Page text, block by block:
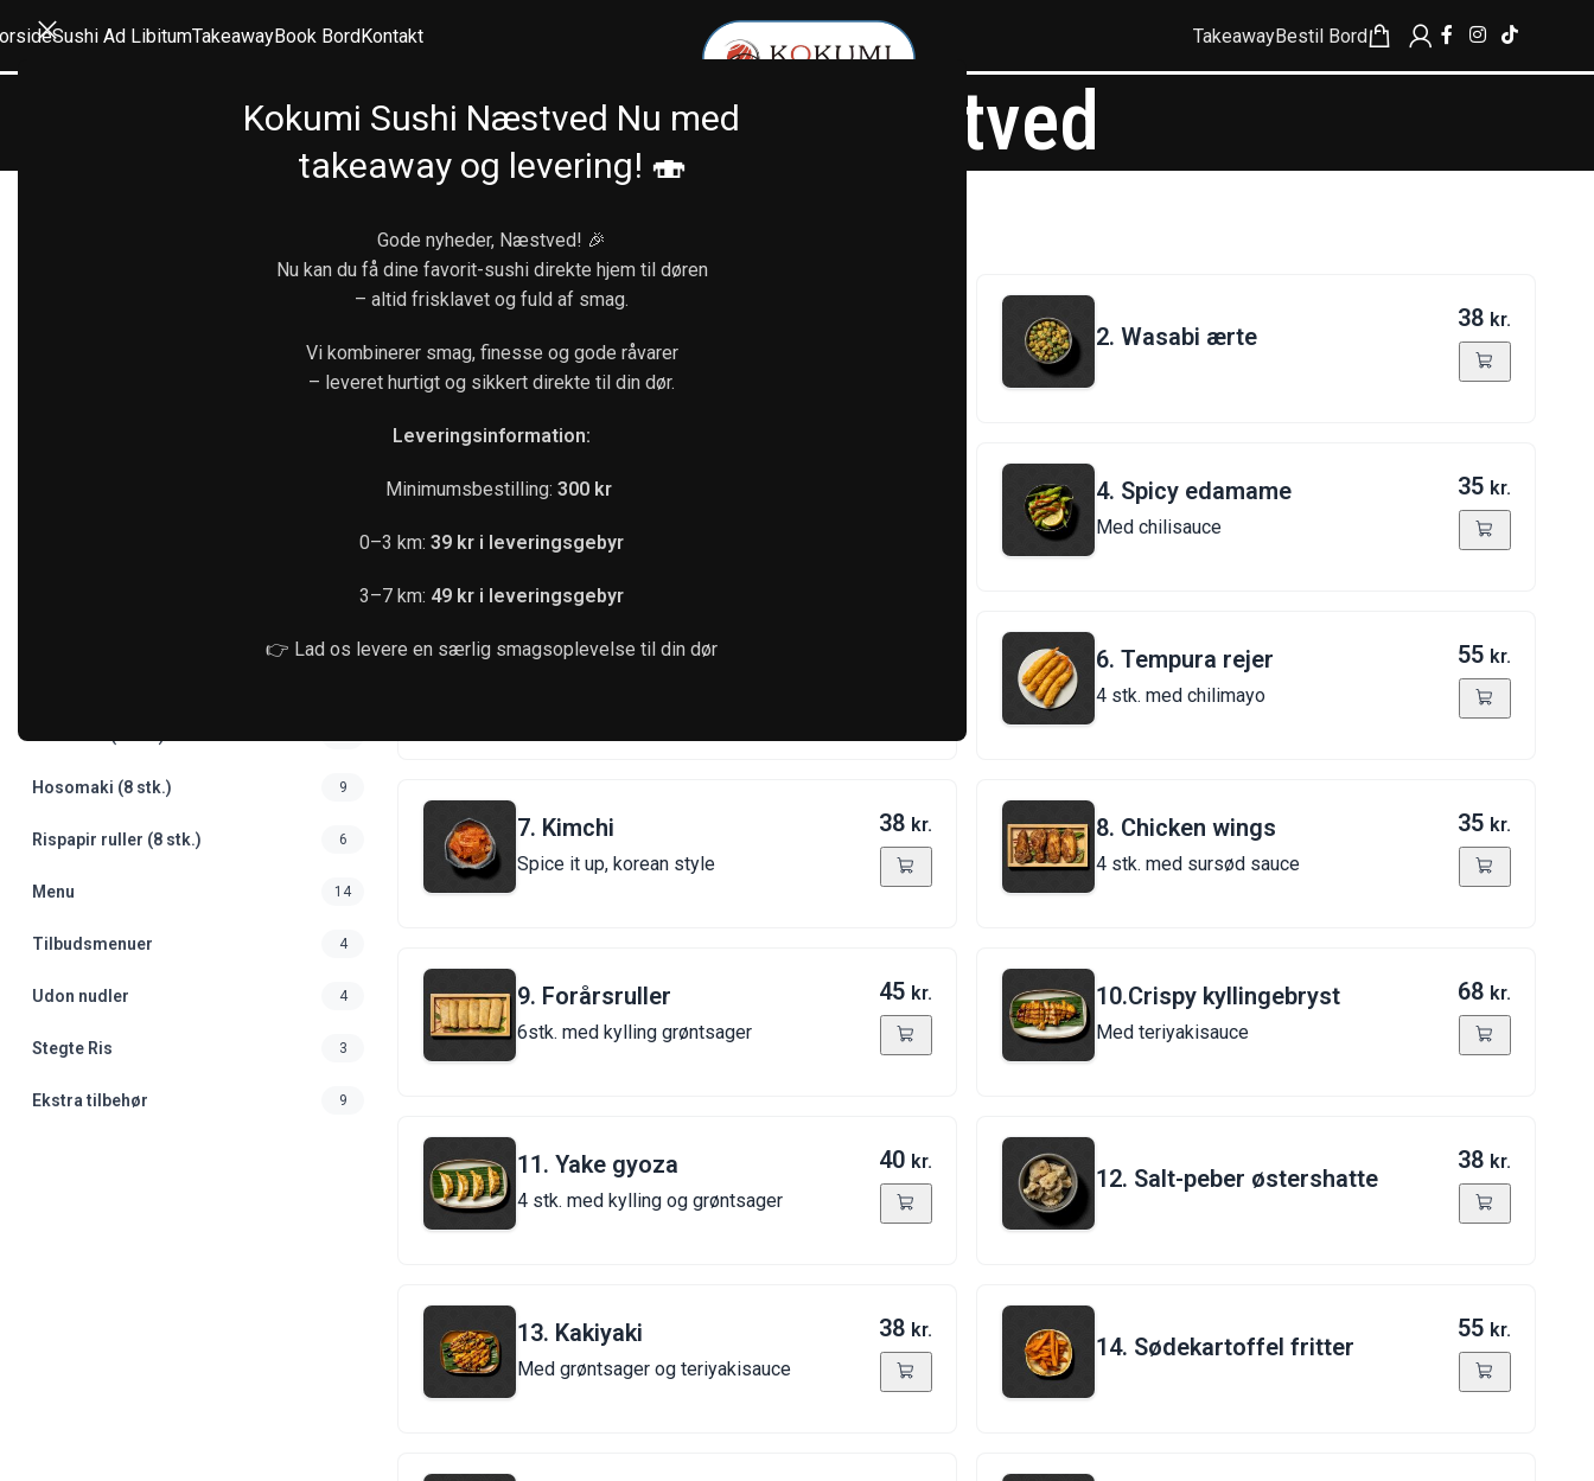
Kokumi Sushi Næstved Nu med
takeaway og levering! 🍣
Gode nyheder, Næstved! 🎉
Nu kan du få dine favorit-sushi direkte hjem til døren
– altid frisklavet og fuld af smag.
Vi kombinerer smag, finesse og gode råvarer
– leveret hurtigt og sikkert direkte til din dør.
Leveringsinformation:
Minimumsbestilling:300 kr
0–3 km:39 kr i leveringsgebyr
3–7 km: 49 kr i leveringsgebyr
👉 Lad os levere en særlig smagsoplevelse til din dør
Sushi Ad LibitumTakeawayBook BordKontakt TakeawayBestil Bord
Takeaway – Næstved
Hosomaki (8 stk.) 9
Rispapir ruller (8 stk.) 6
Menu 14
Tilbudsmenuer 4
Udon nudler 4
Stegte Ris 3
Ekstra tilbehør 9
Forretter
Med tofu, havtang og forårsløg
2. Wasabi ærte
38 kr.
3. Edamame 4. Spicy edamame
Med chilisauce
35 kr.
6. Tempura rejer
4 stk. med chilimayo
55 kr.
7. Kimchi
Spice it up, korean style
38 kr. 8. Chicken wings
4 stk. med sursød sauce
35 kr.
9. Forårsruller
6stk. med kylling grøntsager
45 kr. 10.Crispy kyllingebryst
Med teriyakisauce
68 kr.
11. Yake gyoza
4 stk. med kylling og grøntsager
40 kr.
12. Salt-peber østershatte
38 kr.
13. Kakiyaki
Med grøntsager og teriyakisauce
38 kr.
14. Sødekartoffel fritter
55 kr.